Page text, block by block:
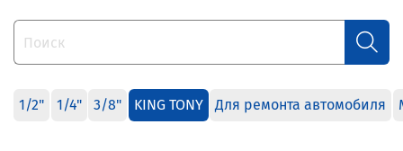
1/2" 1/4" 3/8" KING TONY Для ремонта автомобиля